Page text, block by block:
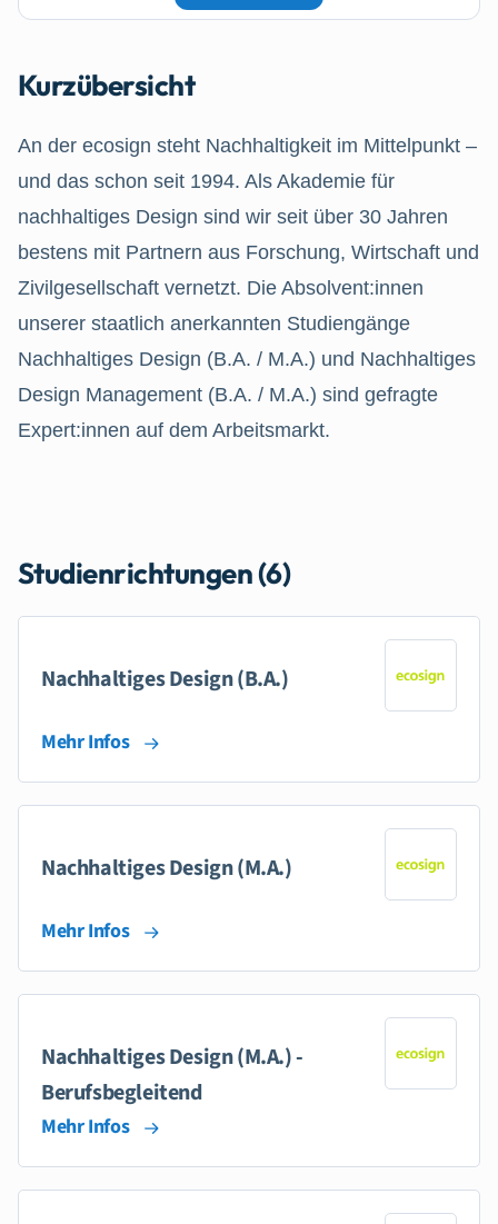
Kurzübersicht
An der ecosign steht Nachhaltigkeit im Mittelpunkt –
und das schon seit 1994. Als Akademie für
nachhaltiges Design sind wir seit über 30 Jahren
bestens mit Partnern aus Forschung, Wirtschaft und
Zivilgesellschaft vernetzt. Die Absolvent:innen
unserer staatlich anerkannten Studiengänge
Nachhaltiges Design (B.A. / M.A.) und Nachhaltiges
Design Management (B.A. / M.A.) sind gefragte
Expert:innen auf dem Arbeitsmarkt.
Studienrichtungen (6)
Nachhaltiges Design (B.A.)
Mehr Infos
Nachhaltiges Design (M.A.)
Mehr Infos
Nachhaltiges Design (M.A.) -
Berufsbegleitend
Mehr Infos